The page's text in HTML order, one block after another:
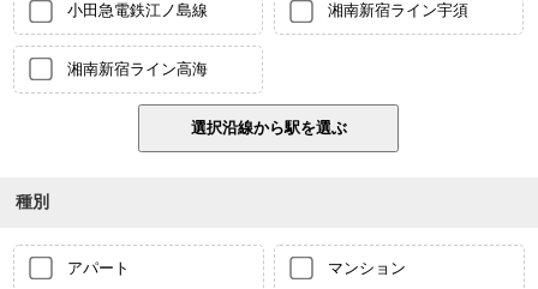
小田急電鉄江ノ島線 湘南新宿ライン宇須
湘南新宿ライン高海
種別
アパート マンション